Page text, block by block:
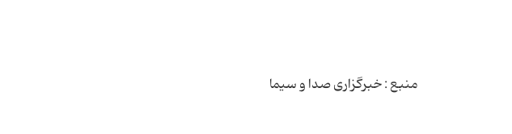
منبع : خبرگزاری صدا و سیما